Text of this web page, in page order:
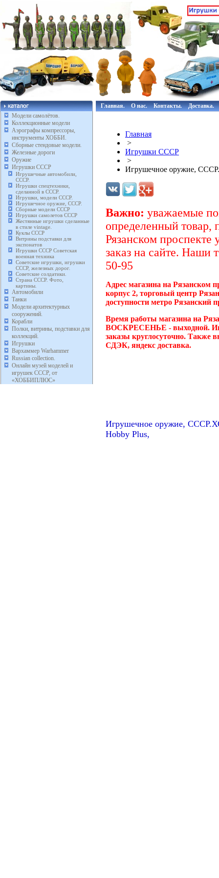
Модели самолётов.
Коллекционные модели
Аэрографы компрессоры,
инструменты ХОББИ.
Сборные стендовые модели.
Железные дороги
Оружие
Игрушки СССР
Игрушечные автомобили,
СССР.
Игрушки спецтехники,
сделанной в СССР.
Игрушки, модели СССР.
Игрушечное оружие, СССР.
Сборные модели СССР
Игрушки самолетов СССР
Жестянные игрушки сделанные
в стиле vintage.
Куклы СССР
Витрины подставки для
экспонатов
Игрушки СССР Советская
военная техника
Советские игрушки, игрушки
СССР, железных дорог.
Советские солдатики.
Страна СССР. Фото,
картины.
Автомобили
Танки
Модели архитектурных
сооружений.
Корабли
Полки, витрины, подставки для
коллекций.
Игрушки
Вархаммер Warhammer
Russian collection.
Онлайн музей моделей и
игрушек СССР, от
«ХОББИПЛЮС»
Главная. О нас. Контакты. Доставка.
Главная
>
Игрушки СССР
>
Игрушечное оружие, СССР.
Важно: уважаемые
определенный товар,
Рязанском проспекте
заказ на сайте. Наши
50-95
Адрес магазина на Рязанском
корпус 2, торговый центр
доступности метро Рязанский
Время работы магазина на
ВОСКРЕСЕНЬЕ - выходной.
заказы круглосуточно. Также
СДЭК, яндекс доставка.
Игрушечное оружие,
Hobby Plus,